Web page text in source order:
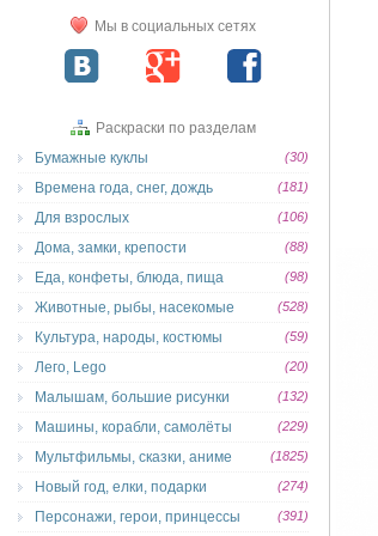
Мы в социальных сетях
Раскраски по разделам
Бумажные куклы
(30)
Времена года, снег, дождь (181)
Для взрослых (106)
Дома, замки, крепости (88)
Еда, конфеты, блюда, пища (98)
Животные, рыбы, насекомые (528)
Культура, народы, костюмы (59)
Лего, Lego (20)
Малышам, большие рисунки (132)
Машины, корабли, самолёты (229)
Мультфильмы, сказки, аниме (1825)
Новый год, елки, подарки (274)
Персонажи, герои, принцессы (391)